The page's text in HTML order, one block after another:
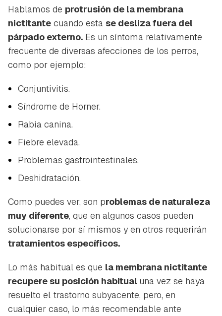
Hablamos de protrusión de la membrana
nictitante cuando esta se desliza fuera del
párpado externo. Es un síntoma relativamente
frecuente de diversas afecciones de los perros,
como por ejemplo:
Conjuntivitis.
Síndrome de Horner.
Rabia canina.
Fiebre elevada.
Problemas gastrointestinales.
Deshidratación.
Como puedes ver, son problemas de naturaleza
muy diferente, que en algunos casos pueden
solucionarse por sí mismos y en otros requerirán
tratamientos específicos.
Lo más habitual es que la membrana nictitante
recupere su posición habitual una vez se haya
resuelto el trastorno subyacente, pero, en
cualquier caso, lo más recomendable ante